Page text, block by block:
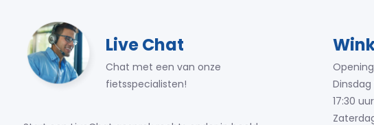
Live Chat
Chat met een van onze
fietsspecialisten!
17:30 uur